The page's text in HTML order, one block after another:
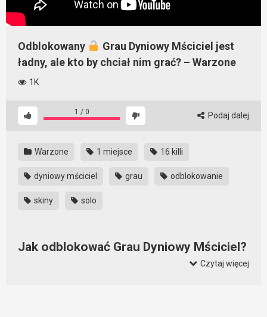
Odblokowany
Grau Dyniowy Mściciel jest
ładny, ale kto by chciał nim grać? – Warzone
1K
1 / 0 Podaj dalej
Warzone 1 miejsce 16 killi
dyniowy mściciel grau odblokowanie
skiny solo
Jak odblokować Grau Dyniowy Mściciel?
Czytaj więcej